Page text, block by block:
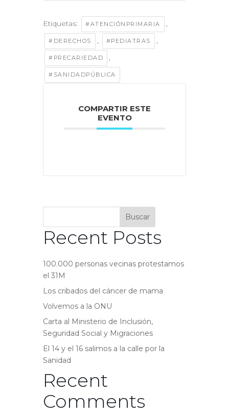
Etiquetas: #ATENCIÓNPRIMARIA
#DERECHOS #PEDIATRAS
#PRECARIEDAD
#SANIDADPÚBLICA
COMPARTIR ESTE
EVENTO
Buscar
Recent Posts
100.000 personas vecinas protestamos
el 31M
Los cribados del cáncer de mama
Volvemos a la ONU
Carta al Ministerio de Inclusión,
Seguridad Social y Migraciones
El 14 y el 16 salimos a la calle por la
Sanidad
Recent
Comments